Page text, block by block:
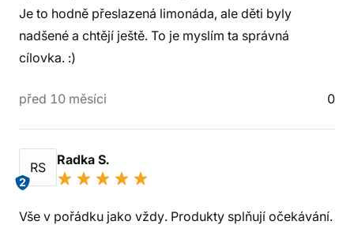
Je to hodně přeslazená limonáda, ale děti byly
nadšené a chtějí ještě. To je myslím ta správná
cílovka. :)
před 10 měsíci 0
RS
2
Radka S.
Vše v pořádku jako vždy. Produkty splňují očekávání.